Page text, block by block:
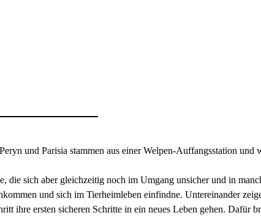
und Parisia stammen aus einer Welpen-Auffangsstation
die sich aber gleichzeitig noch im Umgang unsicher und in
und sich im Tierheimleben einfindne. Untereinander
ihre ersten sicheren Schritte in ein neues Leben gehen. Dafür